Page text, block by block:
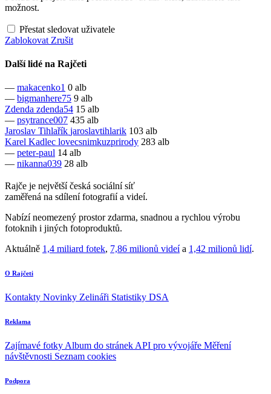
možnost.
Přestat sledovat uživatele
Zablokovat Zrušit
Další lidé na Rajčeti
— makacenko1 0 alb
— bigmanhere75 9 alb
Zdenda zdenda54 15 alb
— psytrance007 435 alb
Jaroslav Tihlařík jaroslavtihlarik 103 alb
Karel Kadlec lovecsnimkuzprirody 283 alb
— peter-paul 14 alb
— nikanna039 28 alb
Rajče je největší česká sociální síť
zaměřená na sdílení fotografií a videí.
Nabízí neomezený prostor zdarma, snadnou a rychlou výrobu
fotoknih i jiných fotoproduktů.
Aktuálně 1,4 miliard fotek, 7,86 milionů videía 1,42 milionů lidí.
O Rajčeti
Kontakty Novinky Zelináři Statistiky DSA
Reklama
Zajímavé fotky Album do stránek API pro vývojáře Měření
návštěvnosti Seznam cookies
Podpora